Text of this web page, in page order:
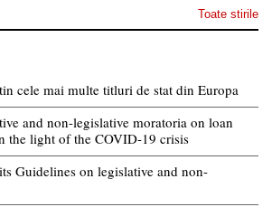
Toate stirile
cele mai multe titluri de stat din Europa
and non-legislative moratoria on loan
the light of the COVID-19 crisis
Guidelines on legislative and non-